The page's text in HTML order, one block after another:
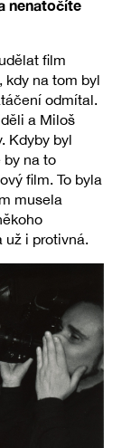
nenatočíte
film
kdy na tom byl
odmítal.
a Miloš
Kdyby byl
by na to
film. To byla
musela
už i protivná.